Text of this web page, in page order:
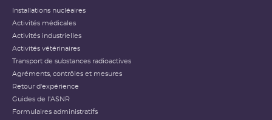
Installations nucléaires
Activités médicales
Activités industrielles
Activités vétérinaires
Transport de substances radioactives
Agréments, contrôles et mesures
Retour d'expérience
Guides de l'ASNR
Formulaires administratifs